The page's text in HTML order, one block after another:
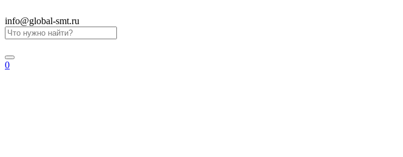
info@global-smt.ru
0